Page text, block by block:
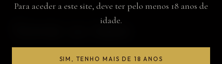
Para aceder a este site, deve ter pelo menos 18 anos de
idade.
SIM, TENHO MAIS DE 18 ANOS
VINHO DO PORTO
Tawny 30 Anos